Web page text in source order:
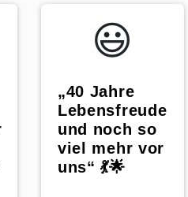
😃️
„40 Jahre
Lebensfreude
und noch so
viel mehr vor
uns“ 💃🌟